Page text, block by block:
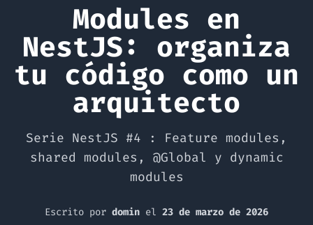
Modules en
NestJS: organiza
tu código como un
arquitecto
Serie NestJS #4 : Feature modules,
shared modules, @Global y dynamic
modules
Escrito por domin el 23 de marzo de 2026